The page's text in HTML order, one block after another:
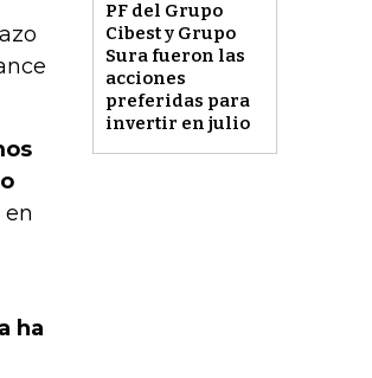
PF del Grupo
Cibest y Grupo
Sura fueron las
acciones
preferidas para
invertir en julio
en
ha